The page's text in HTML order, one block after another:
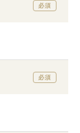
必須
必須